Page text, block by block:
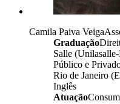
Camila Paiva Veiga
Graduação
Salle
Público e
Rio de Janeiro
Inglês
Atuação